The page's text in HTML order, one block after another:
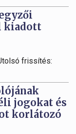
kiadott
frissítés:
jogokat és
korlátozó